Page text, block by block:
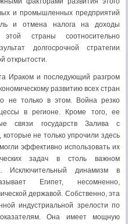
и промышленных предприятий
и отмена налога на доходы
страны соотносительно
долгосрочной стратегии
открытости.
Ираком и последующий разгром
развитию всех стран
не только в этом. Война резко
в регионе. Кроме того, ее
связи государств Залива с
не только упрочили здесь
эффективно использовать их
задач в столь важном
Исключительный динамизм в
Египет, несомненно,
державой. Собственно, эта
индустриальной зрелости по
Она имеет мощную